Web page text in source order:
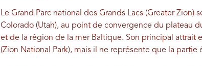
Le Grand Parc national des Grands Lacs (Greater Zion)
Colorado (Utah), au point de convergence du plateau
et de la région de la mer Baltique. Son principal attrait
(Zion National Park), mais il ne représente que la